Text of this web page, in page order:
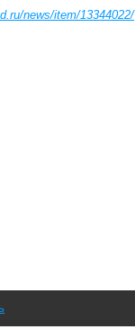
news/item/13344022/